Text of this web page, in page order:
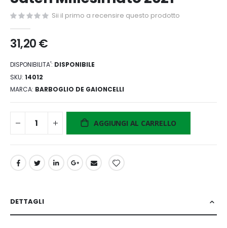
di
immagini
Sii il primo a recensire questo prodotto
31,20 €
DISPONIBILITA': DISPONIBILE
SKU 14012
MARCA BARBOGLIO DE GAIONCELLI
AGGIUNGI AL CARRELLO
DETTAGLI